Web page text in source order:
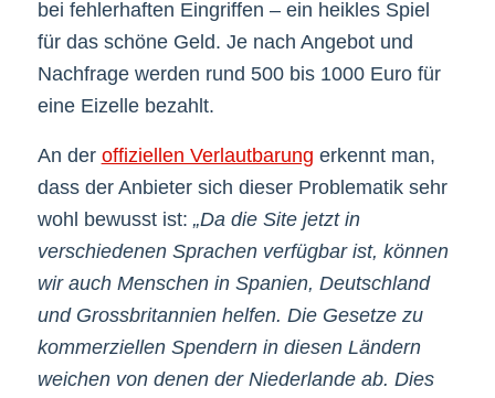
bei fehlerhaften Eingriffen – ein heikles Spiel
für das schöne Geld. Je nach Angebot und
Nachfrage werden rund 500 bis 1000 Euro für
eine Eizelle bezahlt.
An der offiziellen Verlautbarung erkennt man,
dass der Anbieter sich dieser Problematik sehr
wohl bewusst ist: „Da die Site jetzt in
verschiedenen Sprachen verfügbar ist, können
wir auch Menschen in Spanien, Deutschland
und Grossbritannien helfen. Die Gesetze zu
kommerziellen Spendern in diesen Ländern
weichen von denen der Niederlande ab. Dies